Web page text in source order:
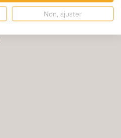
Non, ajuster